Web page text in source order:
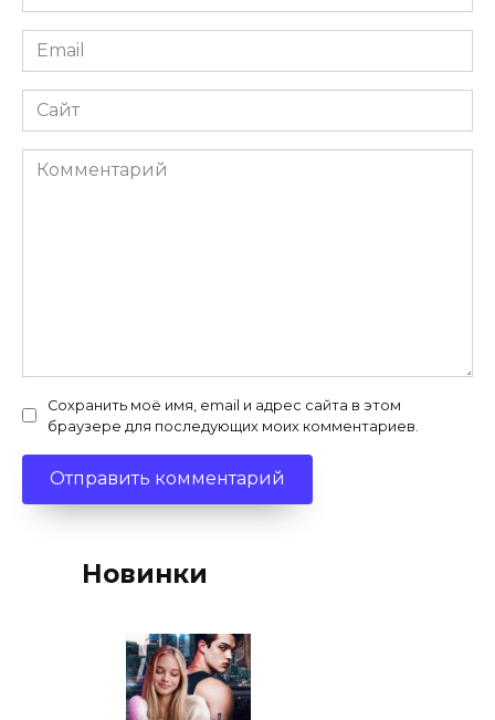
*
Email
*
Сайт
Комментарий
Сохранить моё имя, email и адрес сайта в этом
браузере для последующих моих комментариев.
Новинки